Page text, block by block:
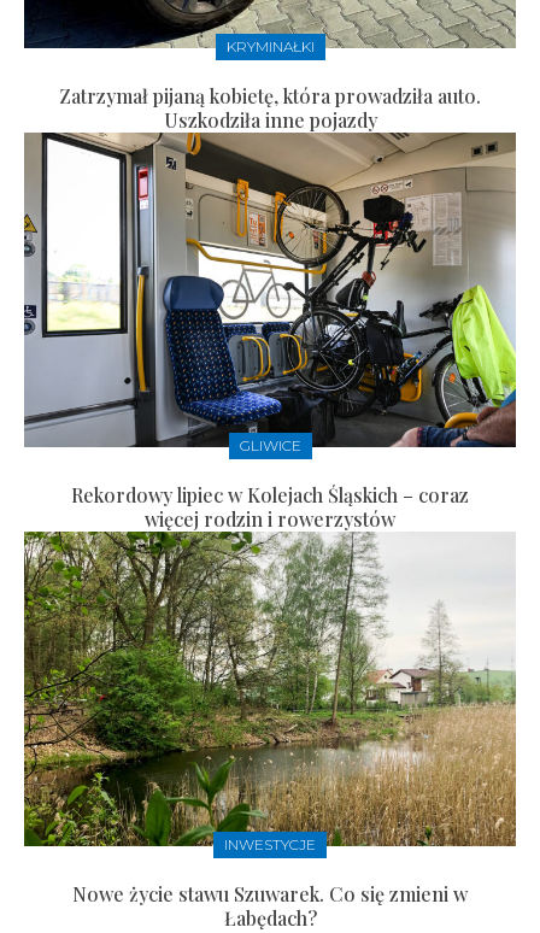
KRYMINAŁKI
Zatrzymał pijaną kobietę, która prowadziła auto.
Uszkodziła inne pojazdy
GLIWICE
Rekordowy lipiec w Kolejach Śląskich – coraz
więcej rodzin i rowerzystów
INWESTYCJE
Nowe życie stawu Szuwarek. Co się zmieni w
Łabędach?